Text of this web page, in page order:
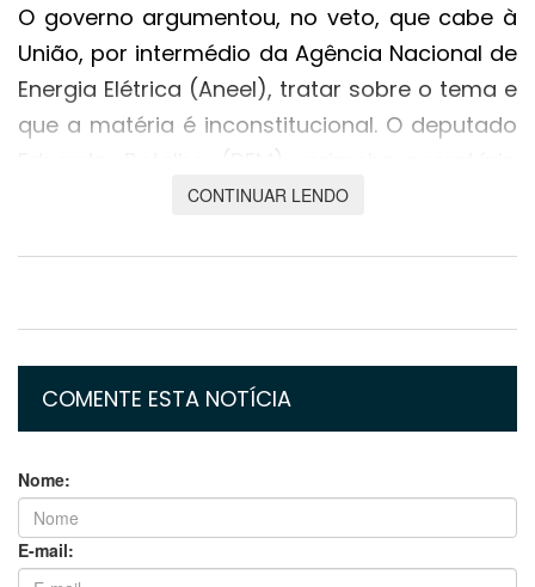
O governo argumentou, no veto, que cabe à
União, por intermédio da Agência Nacional de
Energia Elétrica (Aneel), tratar sobre o tema e
que a matéria é inconstitucional. O deputado
Eduardo Botelho (DEM), primeiro-secretário
da Assembleia, que discutiu o veto em
de energia elétrica pela Energisa havia sido
aprovado pela Assembleia Legislativa. A
segurança à população mato-grossense
durante a pandemia, que voltou a atingir o
pico de contaminação no Estado.
CONTINUAR LENDO
COMENTE ESTA NOTÍCIA
Nome:
E-mail: